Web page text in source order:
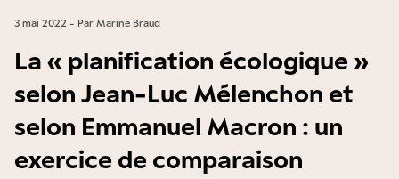
3 mai 2022 - Par Marine Braud
La « planification écologique »
selon Jean-Luc Mélenchon et
selon Emmanuel Macron : un
exercice de comparaison